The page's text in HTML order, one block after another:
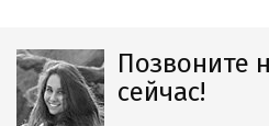
Позвоните
сейчас!